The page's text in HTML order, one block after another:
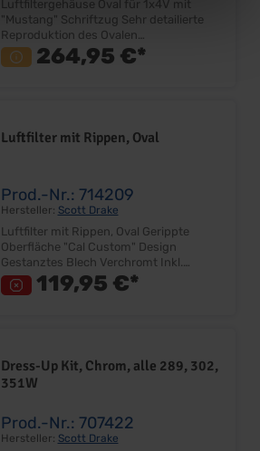
Luftfiltergehäuse Oval für 1x4V mit
"Mustang" Schriftzug Sehr detailierte
Reproduktion des Ovalen
Luftfiltergehäuses Metall-Ausführung
mit "Mustang" Schriftzug Passend nur
ca.25,5cm Höhe: ca. 6cm Anschluß
Stück mit Luftfilterelement Preis: Pro
Stück Einbauort: Vergaser
Ersatzluftfilterelement finden Sie unter
Artikel 704470!
264,95 €*
Luftfilter mit Rippen, Oval
Prod.-Nr.: 714209
Hersteller: Scott Drake
Luftfilter mit Rippen, Oval Gerippte
Oberfläche "Cal Custom" Design
Gestanztes Blech Verchromt Inkl.
Vergaserstehbolzen, Flügelmutter &
Distanzring Höhe ca. 52mm Länge
Stück Einbauort: Vergaser
Ersatzluftfilterelement finden Sie unter
119,95 €*
Dress-Up Kit, Chrom, alle 289, 302,
351W
Prod.-Nr.: 707422
Hersteller: Scott Drake